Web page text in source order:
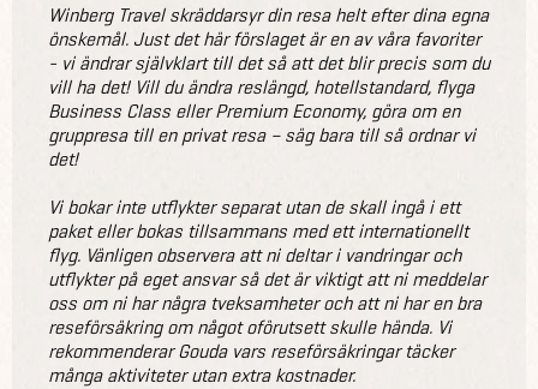
Winberg Travel skräddarsyr din resa helt efter dina egna
önskemål. Just det här förslaget är en av våra favoriter
- vi ändrar självklart till det så att det blir precis som du
vill ha det! Vill du ändra reslängd, hotellstandard, flyga
Business Class eller Premium Economy, göra om en
gruppresa till en privat resa – säg bara till så ordnar vi
det!
Vi bokar inte utflykter separat utan de skall ingå i ett
paket eller bokas tillsammans med ett internationellt
flyg. Vänligen observera att ni deltar i vandringar och
utflykter på eget ansvar så det är viktigt att ni meddelar
oss om ni har några tveksamheter och att ni har en bra
reseförsäkring om något oförutsett skulle hända. Vi
rekommenderar Gouda vars reseförsäkringar täcker
många aktiviteter utan extra kostnader.